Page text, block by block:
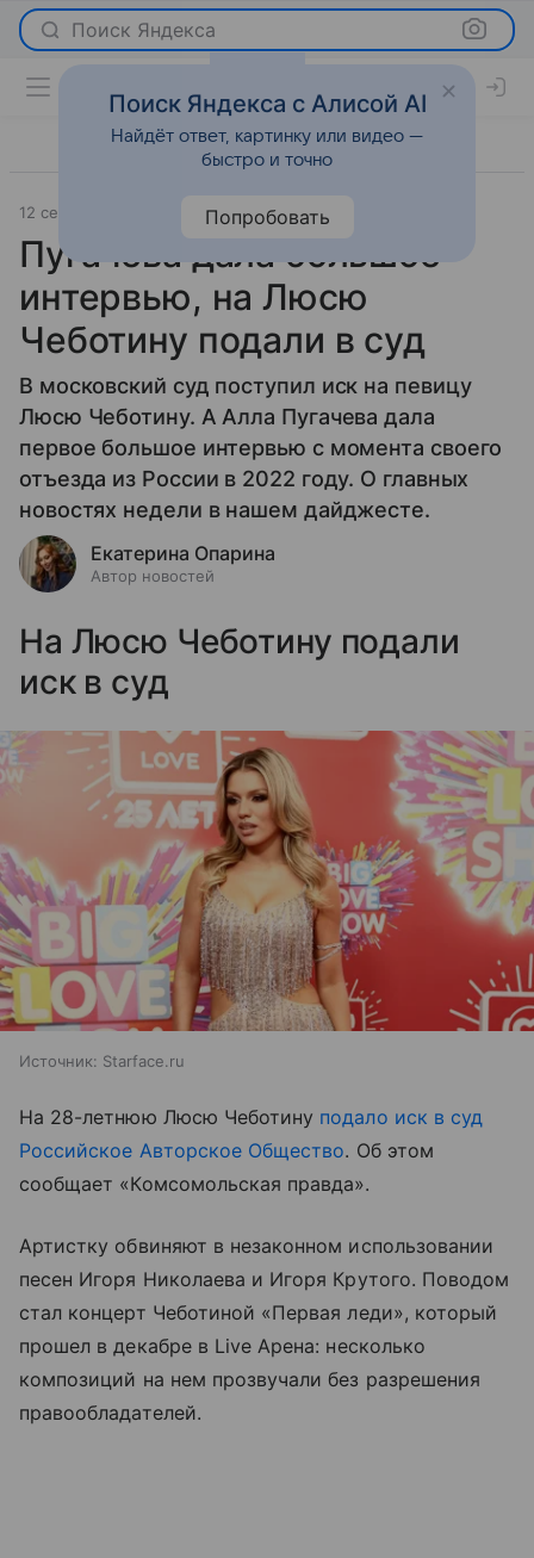
Поиск Яндекса
12 сентября 2025 Леди Mail Новости
Пугачева дала большое
интервью, на Люсю
Чеботину подали в суд
В московский суд поступил иск на певицу
Люсю Чеботину. А Алла Пугачева дала
первое большое интервью с момента своего
отъезда из России в 2022 году. О главных
новостях недели в нашем дайджесте.
Екатерина Опарина
Автор новостей
На Люсю Чеботину подали
иск в суд
Источник: Starface.ru
На 28-летнюю Люсю Чеботину подало иск в суд
Российское Авторское Общество. Об этом
сообщает «Комсомольская правда».
Артистку обвиняют в незаконном использовании
песен Игоря Николаева и Игоря Крутого. Поводом
стал концерт Чеботиной «Первая леди», который
прошел в декабре в Live Арена: несколько
композиций на нем прозвучали без разрешения
правообладателей.
Поиск Яндекса с Алисой AI
Найдёт ответ, картинку или видео —
быстро и точно
Попробовать